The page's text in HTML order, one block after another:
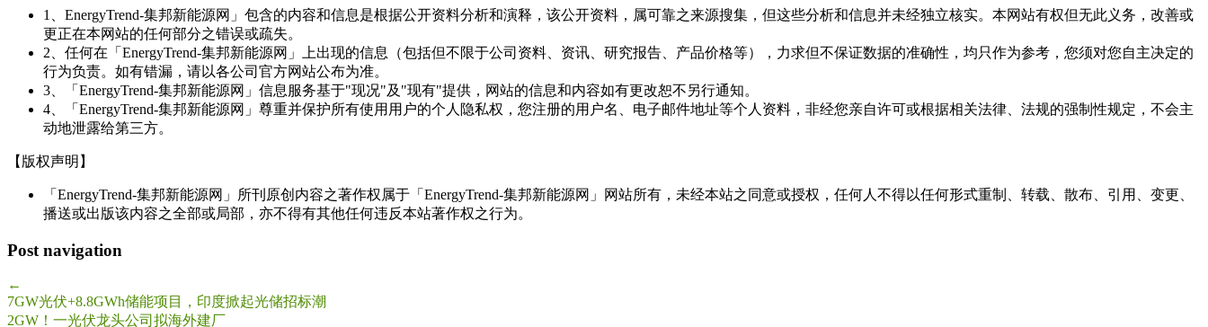
1、EnergyTrend-集邦新能源网」包含的内容和信息是根据公开资料分析和演释，该公开资料，属可靠之来源搜集，但这些分析和信息并未经独立核实。本网站有权但无此义务，改善或
更正在本网站的任何部分之错误或疏失。
2、任何在「EnergyTrend-集邦新能源网」上出现的信息（包括但不限于公司资料、资讯、研究报告、产品价格等），力求但不保证数据的准确性，均只作为参考，您须对您自主决定的
行为负责。如有错漏，请以各公司官方网站公布为准。
3、「EnergyTrend-集邦新能源网」信息服务基于"现况"及"现有"提供，网站的信息和内容如有更改恕不另行通知。
4、「EnergyTrend-集邦新能源网」尊重并保护所有使用用户的个人隐私权，您注册的用户名、电子邮件地址等个人资料，非经您亲自许可或根据相关法律、法规的强制性规定，不会主
动地泄露给第三方。
【版权声明】
「EnergyTrend-集邦新能源网」所刊原创内容之著作权属于「EnergyTrend-集邦新能源网」网站所有，未经本站之同意或授权，任何人不得以任何形式重制、转载、散布、引用、变更、
播送或出版该内容之全部或局部，亦不得有其他任何违反本站著作权之行为。
Post navigation
←
7GW光伏+8.8GWh储能项目，印度掀起光储招标潮
2GW！一光伏龙头公司拟海外建厂